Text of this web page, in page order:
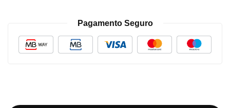
Pagamento Seguro